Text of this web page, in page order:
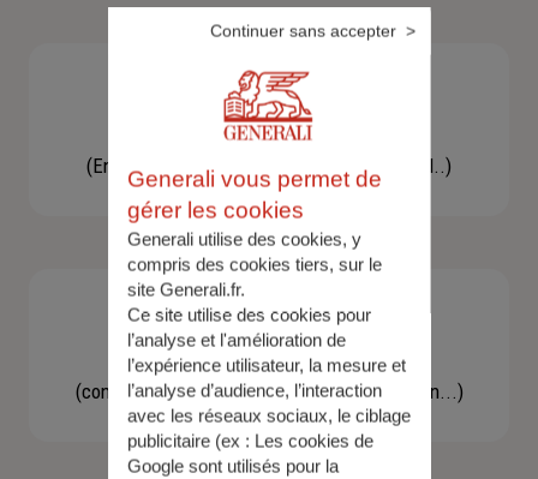
Besoin d'une assistance
(En cas d'accident, bris de glace, un conseil..)
Demande d'information
(concernant une actualité, une réglementation...)
Generali vous permet de
gérer les cookies
Generali utilise des cookies, y
compris des cookies tiers, sur le
site Generali.fr.
Ce site utilise des cookies pour
l’analyse et l'amélioration de
l’expérience utilisateur, la mesure et
l’analyse d’audience, l’interaction
avec les réseaux sociaux, le ciblage
publicitaire (ex : Les cookies de
Google sont utilisés pour la
Continuer sans accepter